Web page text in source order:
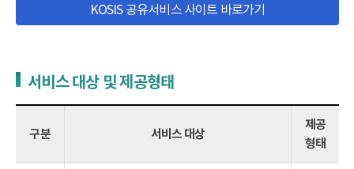
KOSIS 공유서비스 사이트 바로가기
서비스 대상 및 제공형태
구분 서비스 대상
제공
형태